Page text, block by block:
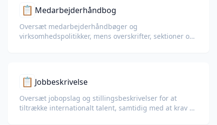
📋 Medarbejderhåndbog
Oversæt medarbejderhåndbøger og
virksomhedspolitikker, mens overskrifter, sektioner og
📋 Jobbeskrivelse
Oversæt jobopslag og stillingsbeskrivelser for at
tiltrække internationalt talent, samtidig med at krav og